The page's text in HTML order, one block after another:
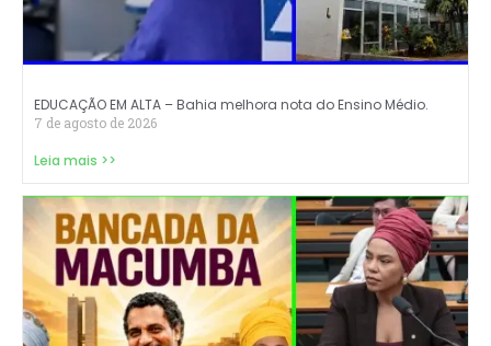
EDUCAÇÃO EM ALTA – Bahia melhora nota do Ensino Médio.
7 de agosto de 2026
Leia mais >>